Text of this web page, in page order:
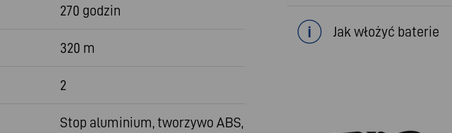
270 godzin
320 m
2
Stop aluminium, tworzywo ABS,
Jak włożyć baterie